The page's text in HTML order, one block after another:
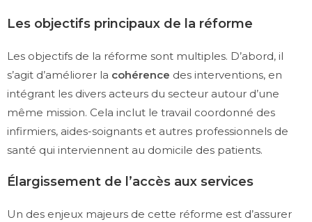
Les objectifs principaux de la réforme
Les objectifs de la réforme sont multiples. D’abord, il
s’agit d’améliorer la cohérence des interventions, en
intégrant les divers acteurs du secteur autour d’une
même mission. Cela inclut le travail coordonné des
infirmiers, aides-soignants et autres professionnels de
santé qui interviennent au domicile des patients.
Élargissement de l’accès aux services
Un des enjeux majeurs de cette réforme est d’assurer